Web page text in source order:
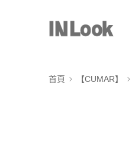
首頁 【CUMAR】